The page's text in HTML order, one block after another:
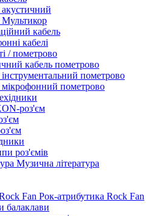
Мультикор
кабель
кабелі
/ пометрово
кабель пометрово
пометрово
мікрофонний пометрово
роз'єм
роз'ємів
Музична література
Рок-атрибутика Rock Fan
балаклави